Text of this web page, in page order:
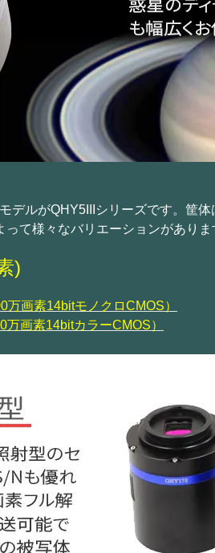
デルがQHY5IIIシリーズです。筐
て様々なバリエーションがありま
)
画素14bitモノクロCMOS）
画素14bitカラーCMOS）